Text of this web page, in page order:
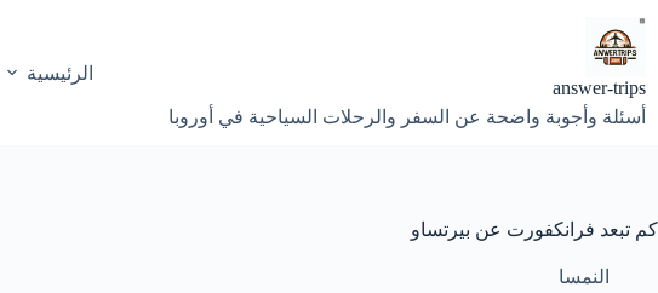
المحتوى
answer-trips
أسئلة وأجوبة واضحة عن السفر والرحلات السياحية في أوروبا
الرئيسية
كم تبعد فرانكفورت عن بيرتساو
النمسا